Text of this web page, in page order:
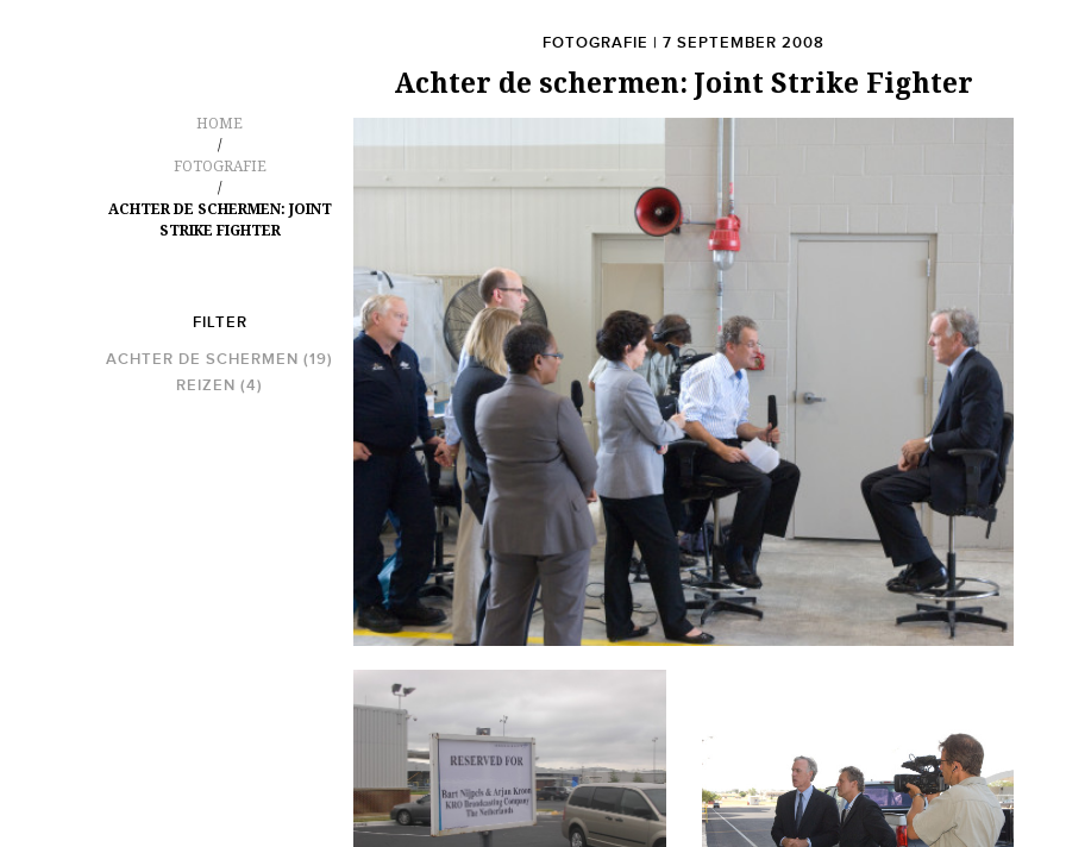
HOME
/
FOTOGRAFIE
/
ACHTER DE SCHERMEN: JOINT
STRIKE FIGHTER
FILTER
ACHTER DE SCHERMEN (19)
REIZEN (4)
FOTOGRAFIE | 7 SEPTEMBER 2008
Achter de schermen: Joint Strike Fighter